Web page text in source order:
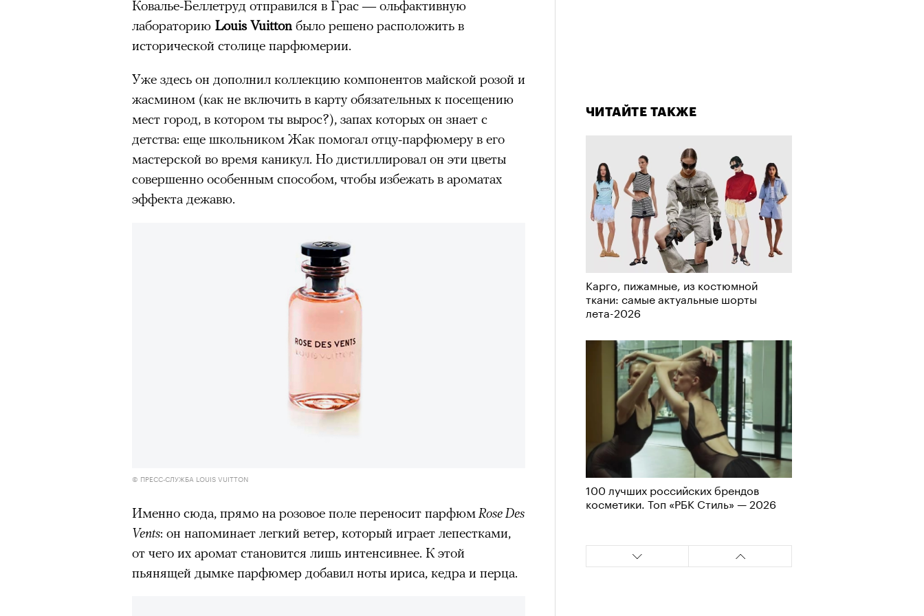
ЧИТАЙТЕ ТАКЖЕ
Карго, пижамные, из костюмной
ткани: самые актуальные шорты
лета-2026
100 лучших российских брендов
косметики. Топ «РБК Стиль» — 2026
Ковалье-Беллетруд отправился в Грас — ольфактивную
лабораторию Louis Vuitton было решено расположить в
исторической столице парфюмерии.
Уже здесь он дополнил коллекцию компонентов майской розой и
жасмином (как не включить в карту обязательных к посещению
мест город, в котором ты вырос?), запах которых он знает с
детства: еще школьником Жак помогал отцу-парфюмеру в его
мастерской во время каникул. Но дистиллировал он эти цветы
совершенно особенным способом, чтобы избежать в ароматах
эффекта дежавю.
00:00 / 00:00
© ПРЕСС-СЛУЖБА LOUIS VUITTON
Именно сюда, прямо на розовое поле переносит парфюм Rose Des
Vents: он напоминает легкий ветер, который играет лепестками,
от чего их аромат становится лишь интенсивнее. К этой
пьянящей дымке парфюмер добавил ноты ириса, кедра и перца.
досказать — это освобождающая
штука»
отвечает Станислав Скакун
очнувшийся Нур) точно не будет лишним в дни очередного
обострения мигрантского кризиса.
Адресованный европейцам
добросердечный призыв
точно не будет лишним в
мигрантского кризиса.